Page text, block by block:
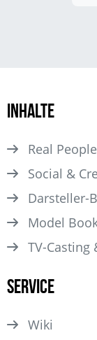
Inhalte
Real People
Social &
Darsteller­-
Model
TV-Casting
Service
Wiki